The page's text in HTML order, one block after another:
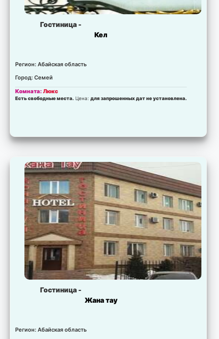
Гостиница -
Кел
Регион: Абайская область
Город: Семей
Комната:Люкс
Есть свободные места. Цена:для запрошенных дат не установлена.
Гостиница -
Жана тау
Регион: Абайская область